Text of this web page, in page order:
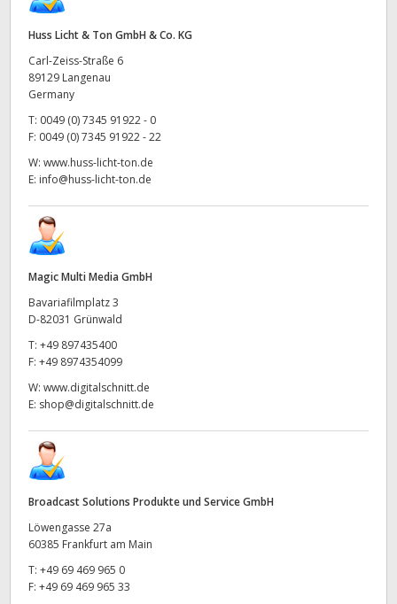
Huss Licht & Ton GmbH & Co. KG
Carl-Zeiss-Straße 6
89129 Langenau
Germany
T: 0049 (0) 7345 91922 - 0
F: 0049 (0) 7345 91922 - 22
W: www.huss-licht-ton.de
E: info@huss-licht-ton.de
Magic Multi Media GmbH
Bavariafilmplatz 3
D-82031 Grünwald
T: +49 897435400
F: +49 8974354099
W: www.digitalschnitt.de
E: shop@digitalschnitt.de
Broadcast Solutions Produkte und Service GmbH
Löwengasse 27a
60385 Frankfurt am Main
T: +49 69 469 965 0
F: +49 69 469 965 33